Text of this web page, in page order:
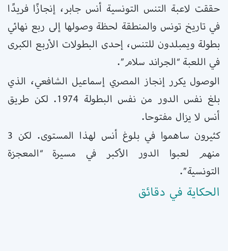
حققت لاعبة التنس التونسية أنس جابر، إنجازًا فريدًا
في تاريخ تونس والمنطقة لحظة وصولها إلى ربع نهائي
بطولة ويمبلدون للتنس، إحدى البطولات الأربع الكبرى
في اللعبة “الجراند سلام”.
الوصول يكرر إنجاز المصري إسماعيل الشافعي، الذي
بلغ نفس الدور من نفس البطولة 1974. لكن طريق
أنس لا يزال مفتوحا.
كثيرون ساهموا في بلوغ أنس لهذا المستوى. لكن 3
منهم لعبوا الدور الأكبر في مسيرة “المعجزة
التونسية”.
الحكاية في دقائق